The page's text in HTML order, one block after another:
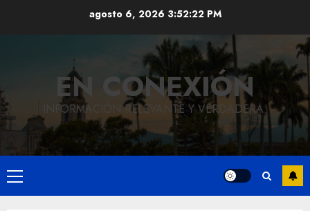
agosto 6, 2026 3:52:23 PM
EN CONEXIÓN
INFORMACIÓN RELEVANTE Y VERDADERA.
Menú
principal
Local
Hoy